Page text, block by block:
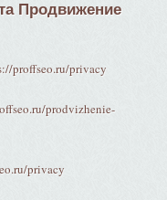
Продвижение
proffseo.ru/privacy
prodvizhenie-
privacy